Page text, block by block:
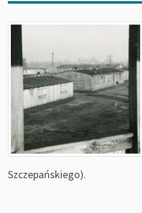
Szczepańskiego).